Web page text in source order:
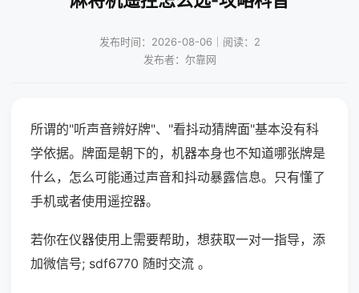
发布时间：2026-08-06｜阅读：2
发布者：尔靠网
所谓的"听声音辨好牌"、"看抖动猜牌面"基本没有科
学依据。牌面是朝下的，机器本身也不知道哪张牌是
什么，怎么可能通过声音和抖动暴露信息。只有懂了
手机或者使用遥控器。
若你在仪器使用上需要帮助，想获取一对一指导，添
加微信号; sdf6770 随时交流 。